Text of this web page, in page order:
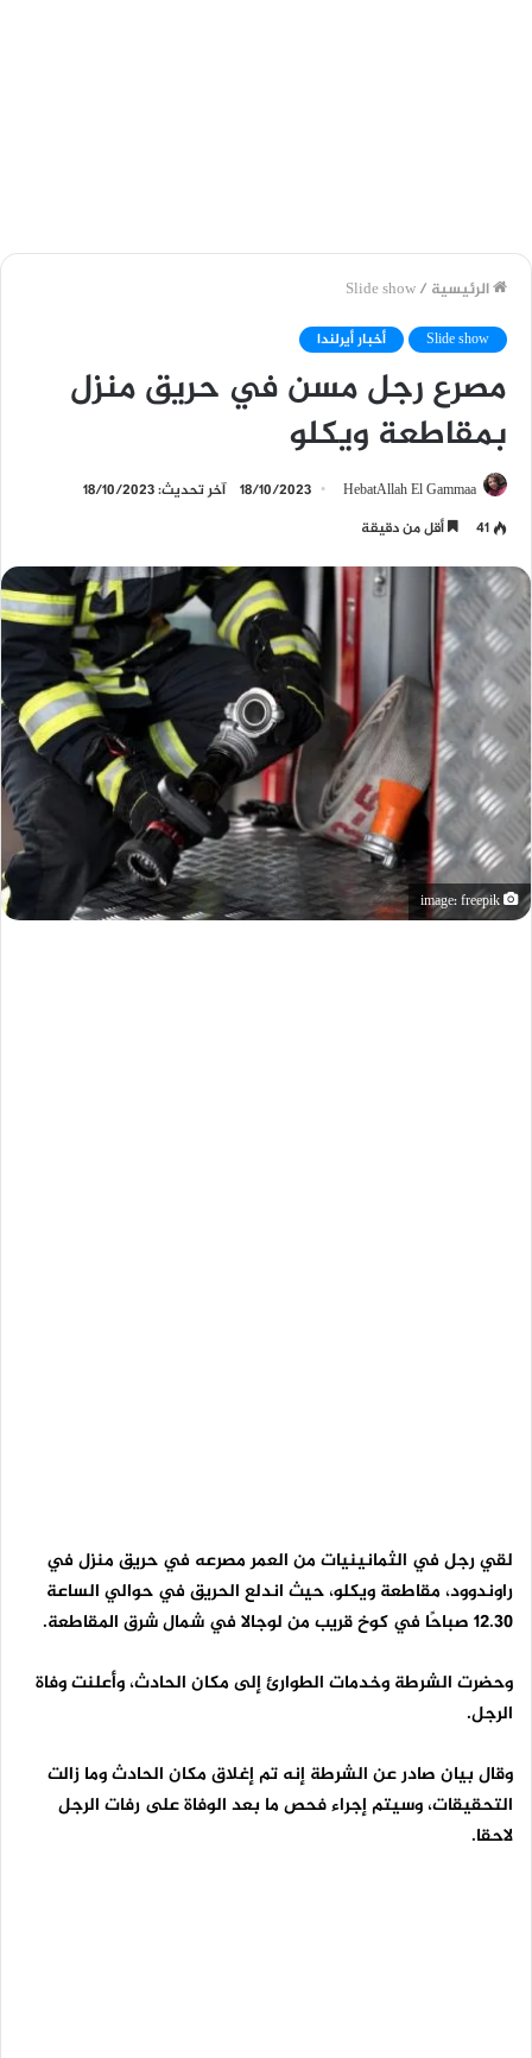
الرئيسية /
Slide show
Slide show أخبار أيرلندا
مصرع رجل مسن في حريق منزل
بمقاطعة ويكلو
HebatAllah El Gammaa
18/10/2023 آخر تحديث: 18/10/2023
41
أقل من دقيقة
لقي رجل في الثمانينيات من العمر مصرعه في حريق منزل في
راوندوود، مقاطعة ويكلو، حيث اندلع الحريق في حوالي الساعة
12.30 صباحًا في كوخ قريب من لوجالا في شمال شرق المقاطعة.
وحضرت الشرطة وخدمات الطوارئ إلى مكان الحادث، وأعلنت وفاة
الرجل.
وقال بيان صادر عن الشرطة إنه تم إغلاق مكان الحادث وما زالت
التحقيقات، وسيتم إجراء فحص ما بعد الوفاة على رفات الرجل
لاحقا.